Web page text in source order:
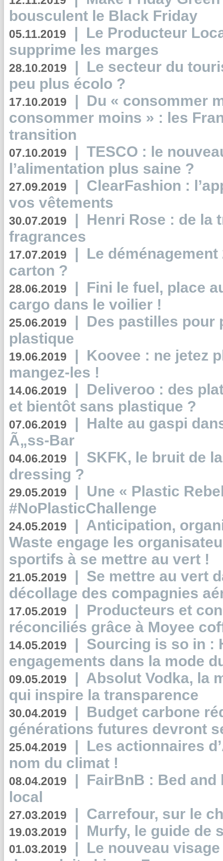
bousculent le Black Friday
05.11.2019 | Le Producteur
supprime les marges
28.10.2019 | Le secteur du
peu plus écolo ?
17.10.2019 | Du « consommer
consommer moins » : les
transition
07.10.2019 | TESCO : le
l’alimentation plus saine ?
27.09.2019 | ClearFashion :
vos vêtements
30.07.2019 | Henri Rose : de la
fragrances
17.07.2019 | Le
carton ?
28.06.2019 | Fini le fuel, place
cargo dans le voilier !
25.06.2019 | Des pastilles pour
plastique
19.06.2019 | Koovee : ne jetez
mangez-les !
14.06.2019 | Deliveroo : des
et bientôt sans plastique ?
07.06.2019 | Halte au gaspi
Ã„ss-Bar
04.06.2019 | SKFK, le bruit de
dressing ?
29.05.2019 | Une « Plastic
#NoPlasticChallenge
24.05.2019 | Anticipation,
Waste engage les
sportifs à se mettre au vert !
21.05.2019 | Se mettre au vert
décollage des compagnies
17.05.2019 | Producteurs et
réconciliés grâce à Moyee
14.05.2019 | Sourcing is so in :
engagements dans la mode
09.05.2019 | Absolut Vodka, la
qui inspire la transparence
30.04.2019 | Budget carbone
générations futures devront
25.04.2019 | Les actionnaires
nom du climat !
08.04.2019 | FairBnB : Bed
local
27.03.2019 | Carrefour, sur le
19.03.2019 | Murfy, le guide de
01.03.2019 | Le nouveau